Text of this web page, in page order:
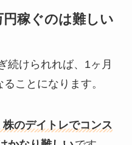
稼ぐのは難しい
続けられれば、1ヶ月
ことになります。
のデイトレでコンス